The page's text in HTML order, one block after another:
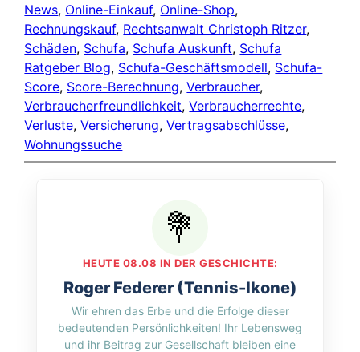
News, Online-Einkauf, Online-Shop
Rechnungskauf, Rechtsanwalt Christoph Ritzer
Schäden, Schufa, Schufa Auskunft, Schufa
Ratgeber Blog, Schufa-Geschäftsmodell, Schufa-
Score, Score-Berechnung, Verbraucher
Verbraucherfreundlichkeit, Verbraucherrechte
Verluste, Versicherung, Vertragsabschlüsse
Wohnungssuche
HEUTE 08.08 IN DER GESCHICHTE:
Roger Federer (Tennis-Ikone)
Wir ehren das Erbe und die Erfolge dieser
bedeutenden Persönlichkeiten! Ihr Lebensweg
und ihr Beitrag zur Gesellschaft bleiben eine